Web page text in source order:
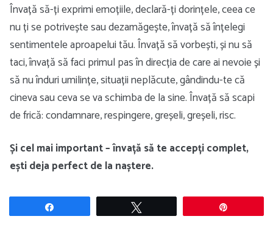
Învață să-ți exprimi emoțiile, declară-ți dorințele, ceea ce
nu ți se potrivește sau dezamăgește, învață să înțelegi
sentimentele aproapelui tău. Învață să vorbești, și nu să
taci, învață să faci primul pas în direcția de care ai nevoie și
să nu înduri umilințe, situații neplăcute, gândindu-te că
cineva sau ceva se va schimba de la sine. Învață să scapi
de frică: condamnare, respingere, greșeli, greșeli, risc.
Și cel mai important – învață să te accepți complet,
ești deja perfect de la naștere.